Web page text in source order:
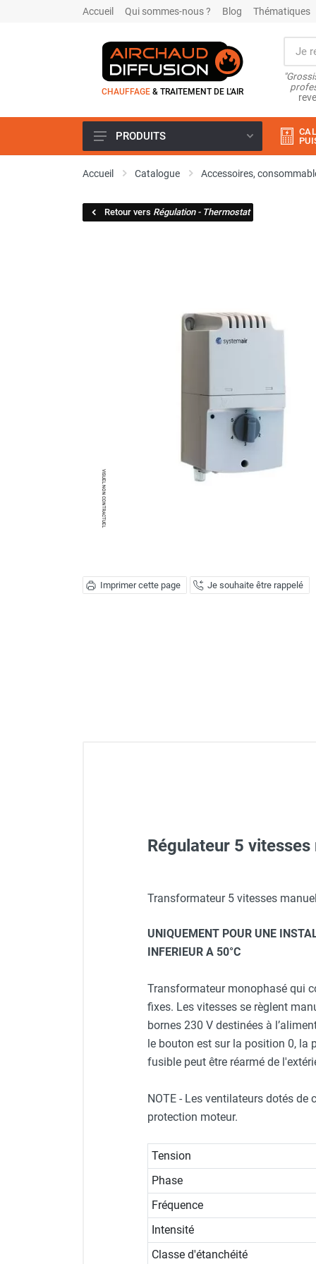
Accueil Qui sommes-nous ? Blog Thématiques
CHAUFFAGE & TRAITEMENT DE L'AIR
Climatiseur
Climatiseur mobile résidentiel et
Rafraichisseur d’air fixe
Ventilateur centrifuge
Ventilateur de sol
Ventilateur sur pied
Ventilateur de bureau
Extracteur d'air mural centrifuge
Déshumidificateur fixe
Déshumidificateur de maison et de
Déshumidificateur à adsorption /
Purificateur d'air
Neutraliseur d'odeur
Sèche-main et sèche-cheveux
Distributeur de savon
Chauffage fixe atelier
Chauffage d'atelier fixe au fioul et
Chauffage au fioul à raccorder sur
Aérotherme au fioul
Chauffage polycombustible / huile
Chauffage d'atelier fixe avec brûleur
Chauffage d'atelier suspendu
Chauffage suspendu au fioul
Chauffage suspendu au gaz
PRODUITS
Accueil Catalogue Accessoires,
Retour vers Régulation - Thermostat
Imprimer cette page Je souhaite être rappelé
Aérotherme à eau chaude
Aérotherme à eau chaude
Régulateur 5 vitesses
Transformateur 5 vitesses manuel
UNIQUEMENT POUR UNE
INFERIEUR A 50°C
Transformateur monophasé qui
fixes. Les vitesses se règlent
bornes 230 V destinées à
le bouton est sur la position 0, la
fusible peut être réarmé de
NOTE - Les ventilateurs dotés
protection moteur.
Tension
Phase
Fréquence
Intensité
Classe d'étanchéité